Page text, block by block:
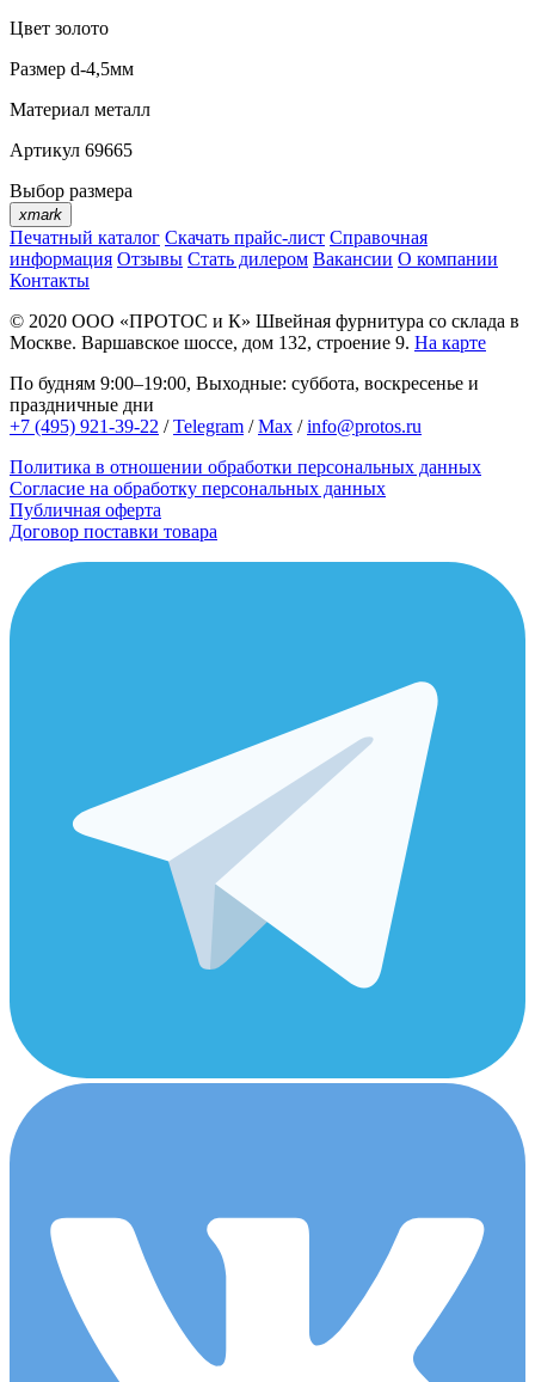
Цвет золото
Размер d-4,5мм
Материал металл
Артикул 69665
Выбор размера
xmark
Печатный каталог Скачать прайс-лист Справочная
информация Отзывы Стать дилером Вакансии О компании
Контакты
© 2020 ООО «ПРОТОС и К» Швейная фурнитура со склада в
Москве. Варшавское шоссе, дом 132, строение 9. На карте
По будням 9:00–19:00, Выходные: суббота, воскресенье и
праздничные дни
+7 (495) 921-39-22 /Telegram /Max /info@protos.ru
Политика в отношении обработки персональных данных
Согласие на обработку персональных данных
Публичная оферта
Договор поставки товара